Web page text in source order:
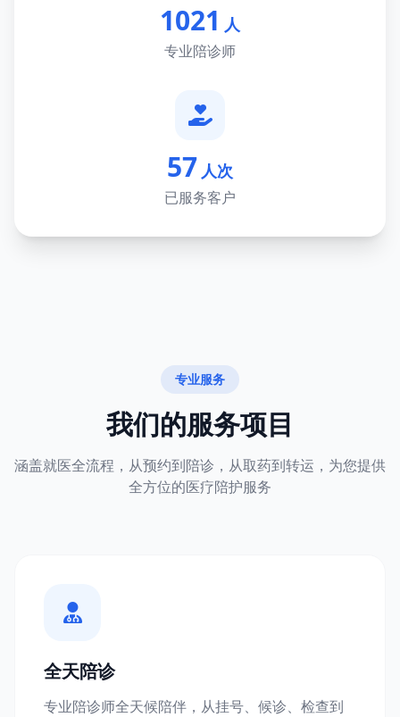
1021 人
专业陪诊师
57 人次
已服务客户
专业服务
我们的服务项目
涵盖就医全流程，从预约到陪诊，从取药到转运，为您提供
全方位的医疗陪护服务
全天陪诊
专业陪诊师全天候陪伴，从挂号、候诊、检查到